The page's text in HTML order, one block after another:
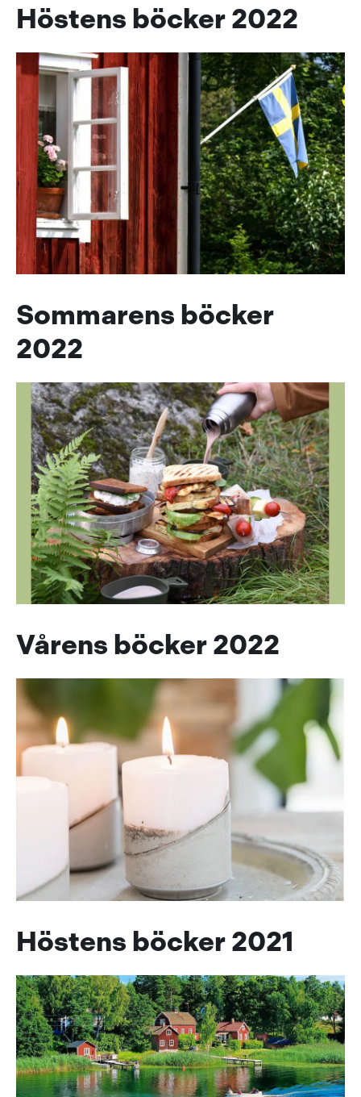
Höstens böcker 2022
Sommarens böcker
2022
Vårens böcker 2022
Höstens böcker 2021